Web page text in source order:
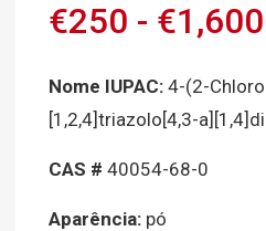
€250 - €1,600
Nome IUPAC: 4-(2-
[1,2,4]triazolo[4,3-
CAS # 40054-68-0
Aparência: pó